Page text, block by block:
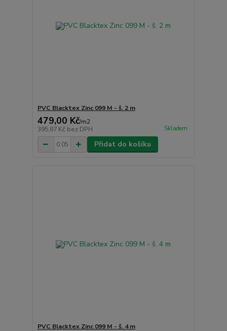
PVC Blacktex Zinc 099 M - š. 2 m
479,00 Kč/m2
395,87 Kč bez DPH Skladem
Přidat do košíku
PVC Blacktex Zinc 099 M - š. 4 m